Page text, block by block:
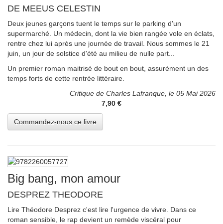
DE MEEUS CELESTIN
Deux jeunes garçons tuent le temps sur le parking d'un
supermarché. Un médecin, dont la vie bien rangée vole en éclats,
rentre chez lui après une journée de travail. Nous sommes le 21
juin, un jour de solstice d'été au milieu de nulle part...
Un premier roman maitrisé de bout en bout, assurément un des
temps forts de cette rentrée littéraire.
Critique de Charles Lafranque, le 05 Mai 2026
7,90 €
Big bang, mon amour
DESPREZ THEODORE
Lire Théodore Desprez c'est lire l'urgence de vivre. Dans ce
roman sensible, le rap devient un remède viscéral pour